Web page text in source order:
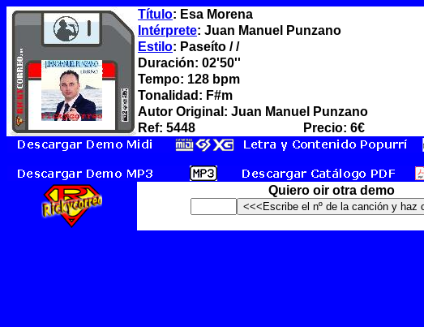
Título: Esa Morena
Intérprete: Juan Manuel Punzano
Estilo: Paseíto / /
Duración: 02'50''
Tempo: 128 bpm
Tonalidad: F#m
Autor Original: Juan Manuel Punzano
Ref: 5448
Precio: 6€
Quiero oir otra demo